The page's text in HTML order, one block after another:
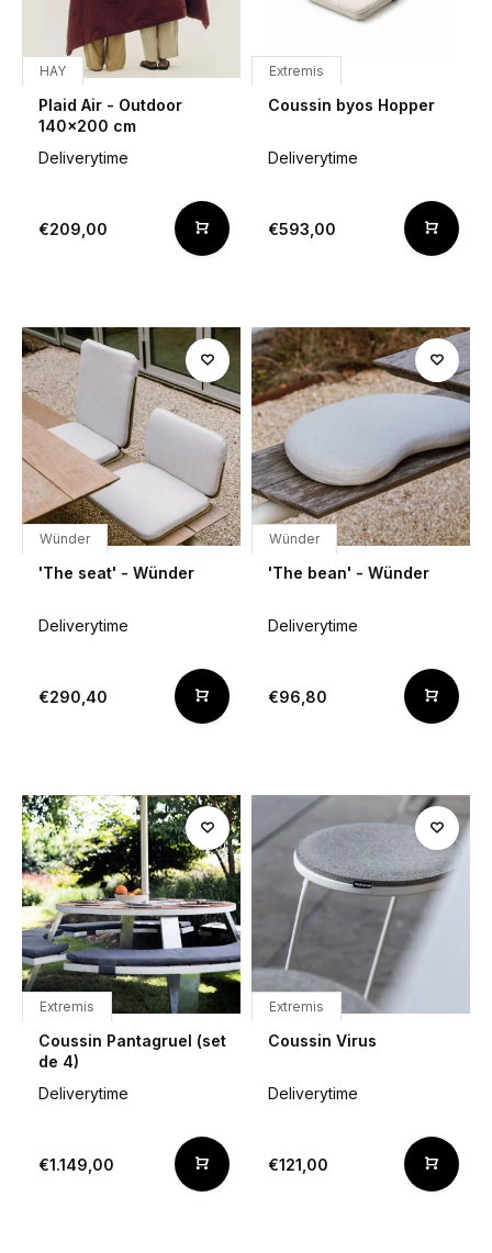
HAY
Plaid Air - Outdoor
140x200 cm
Deliverytime
€209,00
Extremis
Coussin byos Hopper
Deliverytime
€593,00
Wünder
'The seat' - Wünder
Deliverytime
€290,40
Wünder
'The bean' - Wünder
Deliverytime
€96,80
Extremis
Coussin Pantagruel (set
de 4)
Deliverytime
€1.149,00
Extremis
Coussin Virus
Deliverytime
€121,00